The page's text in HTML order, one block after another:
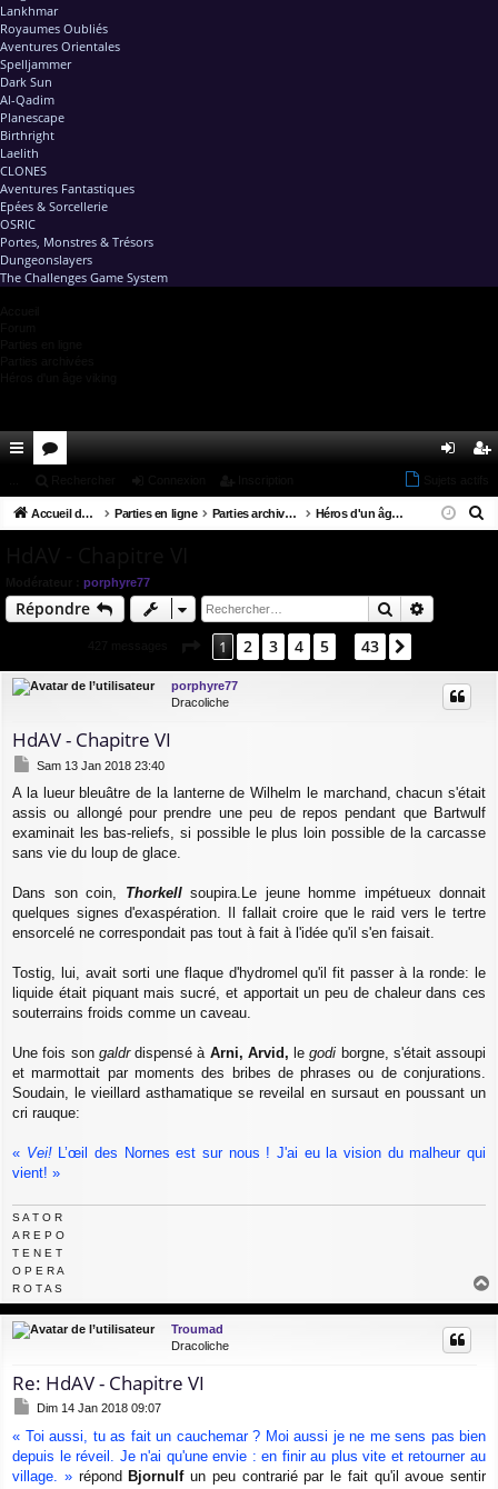
Lankhmar
Royaumes Oubliés
Aventures Orientales
Spelljammer
Dark Sun
Al-Qadim
Planescape
Birthright
Laelith
CLONES
Aventures Fantastiques
Epées & Sorcellerie
OSRIC
Portes, Monstres & Trésors
Dungeonslayers
The Challenges Game System
co u ne cri
Accueil du forum Parties en ligne Parties archivées Héros d'un âge viking
porphyre77
Répondre Rechercher
Page 1sur 43
1 2 3 4 5 43
porphyre77
Dracoliche
HdAV - Chapitre VI
M
s
s
a
e
Sam 13 Jan 2018 23:40
A la lueur bleuâtre de la lanterne de Wilhelm le marchand, chacun s'était
assis ou allongé pour prendre une peu de repos pendant que Bartwulf
examinait les bas-reliefs, si possible le plus loin possible de la carcasse
sans vie du loup de glace.
Dans son coin, Thorkell soupira.Le jeune homme impétueux donnait
quelques signes d'exaspération. Il fallait croire que le raid vers le tertre
ensorcelé ne correspondait pas tout à fait à l'idée qu'il s'en faisait.
Tostig, lui, avait sorti une flaque d'hydromel qu'il fit passer à la ronde: le
liquide était piquant mais sucré, et apportait un peu de chaleur dans ces
souterrains froids comme un caveau.
Une fois son galdrdispensé à Arni, Arvid, legodi borgne, s'était assoupi
et marmottait par moments des bribes de phrases ou de conjurations.
Soudain, le vieillard asthamatique se reveilal en sursaut en poussant un
cri rauque:
« Vei!L’œil des Nornes est sur nous ! J'ai eu la vision du malheur qui
vient! »
S A T O R
A R E P O
T E N E T
O P E R A
R O T A S
a
u
Troumad
Dracoliche
Re: HdAV - Chapitre VI
M
s
s
a
Dim 14 Jan 2018 09:07
« Toi aussi, tu as fait un cauchemar ? Moi aussi je ne me sens pas bien
depuis le réveil. Je n'ai qu'une envie : en finir au plus vite et retourner au
village. »répondBjornulfun peu contrarié par le fait qu'il avoue sentir